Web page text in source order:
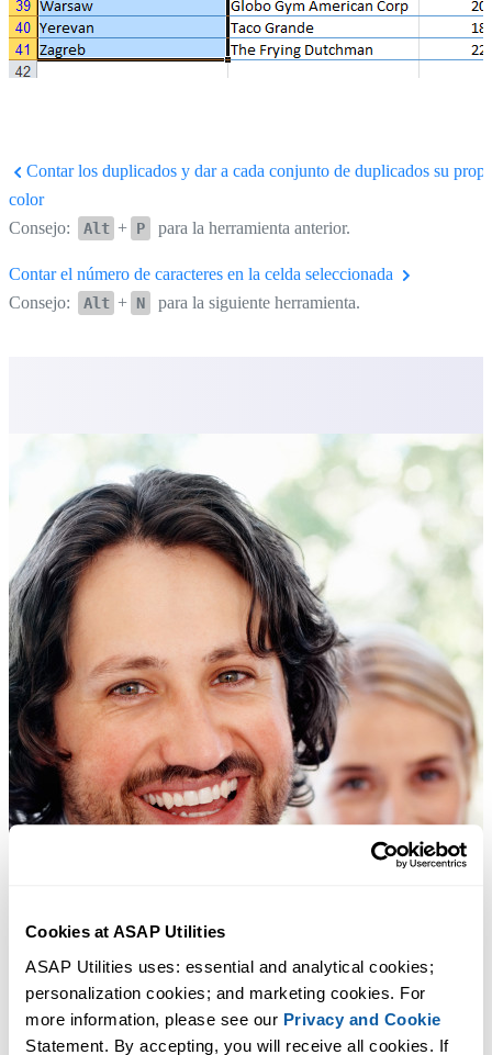
Cookies at ASAP Utilities
ASAP Utilities uses: essential and analytical cookies;
personalization cookies; and marketing cookies. For
more information, please see our Privacy and Cookie
Statement. By accepting, you will receive all cookies. If
Contar los duplicados y dar a cada conjunto de duplicados su
color
Consejo:
Alt + P para la herramienta anterior.
Contar el número de caracteres en la celda seleccionada
Consejo:
Alt + N para la siguiente herramienta.